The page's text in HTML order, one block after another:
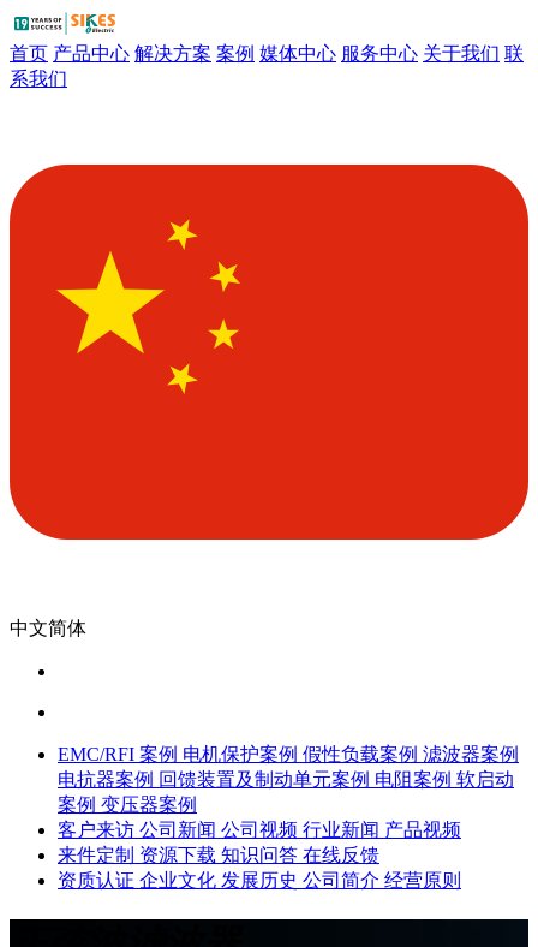
首页 产品中心 解决方案 案例 媒体中心 服务中心 关于我们 联
系我们
中文简体
EMC/RFI 案例 电机保护案例 假性负载案例 滤波器案例
电抗器案例 回馈装置及制动单元案例 电阻案例 软启动
案例 变压器案例
客户来访 公司新闻 公司视频 行业新闻 产品视频
来件定制 资源下载 知识问答 在线反馈
资质认证 企业文化 发展历史 公司简介 经营原则